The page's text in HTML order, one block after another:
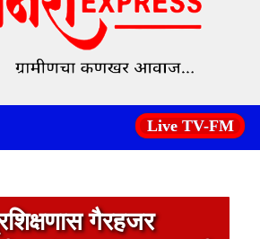
Live TV-FM
गैरहजर